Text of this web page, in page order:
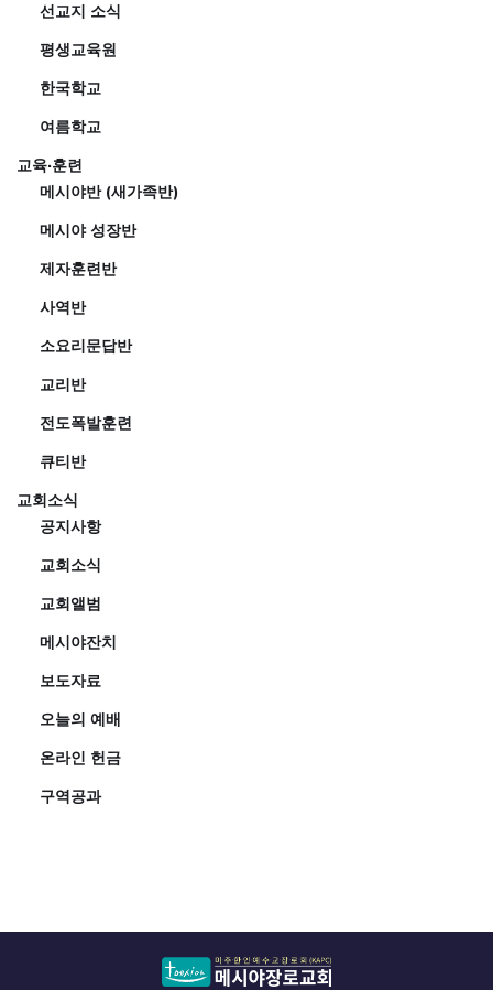
선교지 소식
평생교육원
한국학교
여름학교
교육·훈련
메시야반 (새가족반)
메시야 성장반
제자훈련반
사역반
소요리문답반
교리반
전도폭발훈련
큐티반
교회소식
공지사항
교회소식
교회앨범
메시야잔치
보도자료
오늘의 예배
온라인 헌금
구역공과